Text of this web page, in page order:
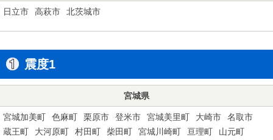
日立市 高萩市 北茨城市
震度1
宮城県
宮城加美町 色麻町 栗原市 登米市 宮城美里町 大崎市
名取市
蔵王町
大河原町 村田町 柴田町 宮城川崎町 亘理町
山元町